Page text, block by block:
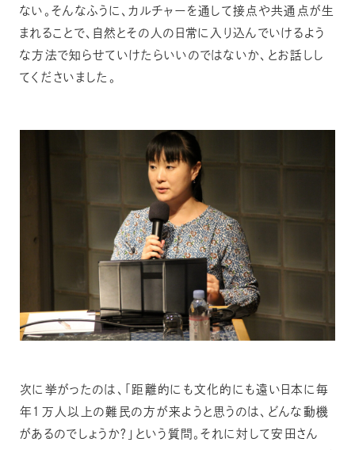
ない。そんなふうに、カルチャーを通して接点や共通点が生
まれることで、自然とその人の日常に入り込んでいけるよう
な方法で知らせていけたらいいのではないか、とお話しし
てくださいました。
次に挙がったのは、「距離的にも文化的にも遠い日本に毎
年１万人以上の難民の方が来ようと思うのは、どんな動機
があるのでしょうか？」という質問。それに対して安田さん